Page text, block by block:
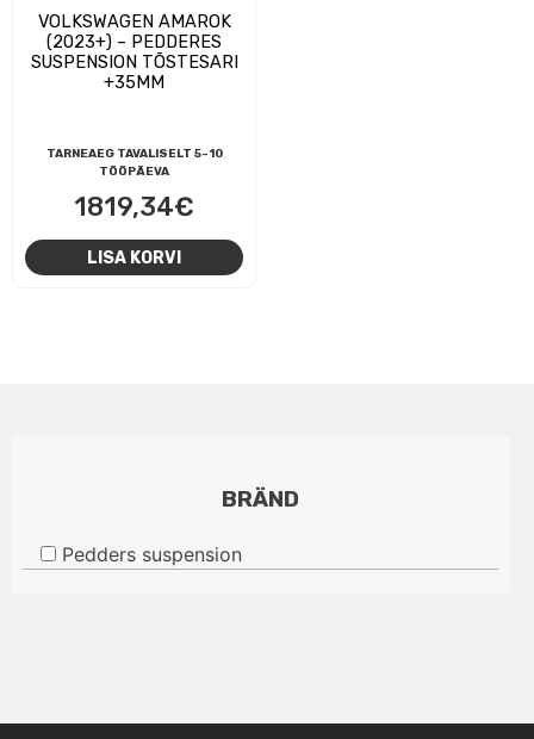
VOLKSWAGEN AMAROK
(2023+) – PEDDERES
SUSPENSION TÕSTESARI
+35MM
TARNEAEG TAVALISELT 5-10
TÖÖPÄEVA
1819,34€
LISA KORVI
BRÄND
Pedders suspension